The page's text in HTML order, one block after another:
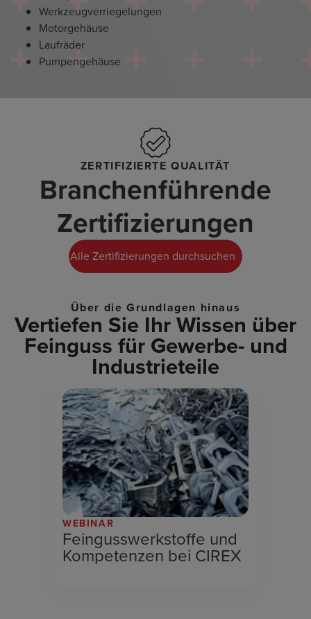
Werkzeugverriegelungen
Motorgehäuse
Laufräder
Pumpengehäuse
ZERTIFIZIERTE QUALITÄT
Branchenführende
Zertifizierungen
Alle Zertifizierungen durchsuchen
Über die Grundlagen hinaus
Vertiefen Sie Ihr Wissen über
Feinguss für Gewerbe- und
Industrieteile
WEBINAR
Feingusswerkstoffe und
Kompetenzen bei CIREX